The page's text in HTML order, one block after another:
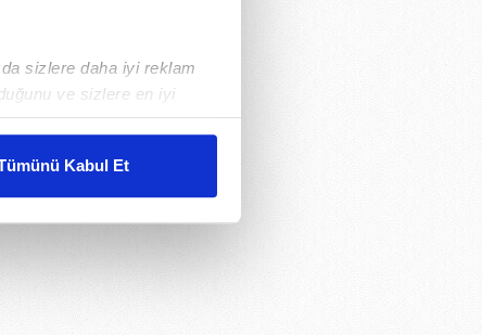
sizlere daha iyi reklam
ve sizlere en iyi
karşılamak
gösterilmeyecektir."
Kabul Et